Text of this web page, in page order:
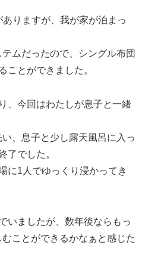
ありますが、我が家が泊まっ
ムだったので、シングル布団
ことができました。
、今回はわたしが息子と一緒
、息子と少し露天風呂に入っ
了でした。
に1人でゆっくり浸かってき
いましたが、数年後ならもっ
ことができるかなぁと感じた